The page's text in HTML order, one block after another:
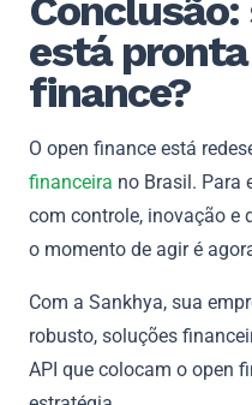
está
finance?
O open finance está
financeira no Brasil. Para
com controle, inovação e
o momento de agir é
Com a Sankhya, sua
robusto, soluções
API que colocam o open